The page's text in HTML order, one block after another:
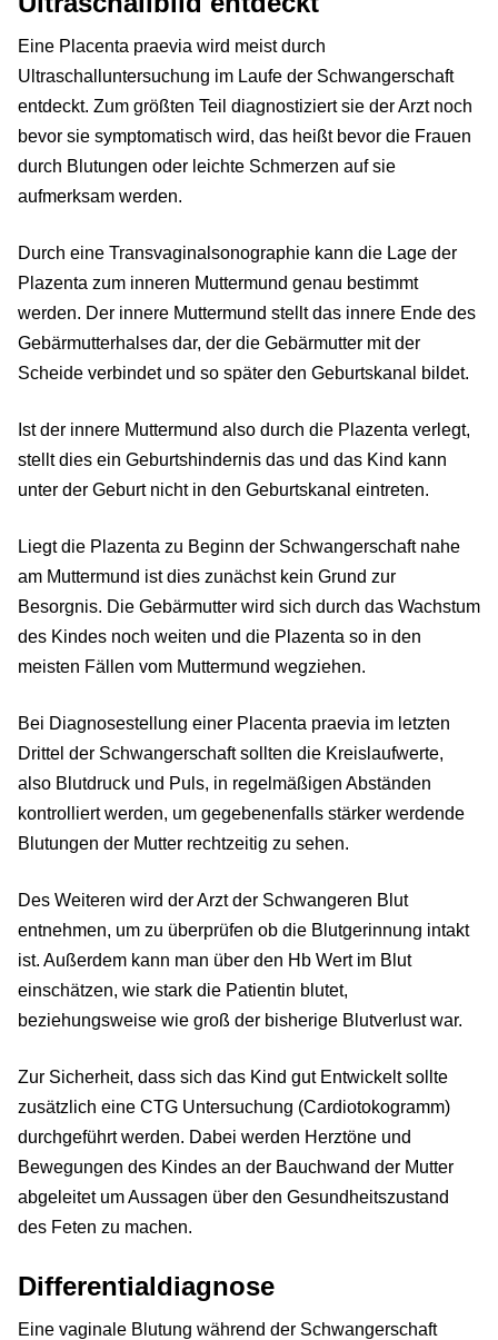
Eine Placenta praevia wird meist durch
Ultraschalluntersuchung im Laufe der Schwangerschaft
entdeckt. Zum größten Teil diagnostiziert sie der Arzt noch
bevor sie symptomatisch wird, das heißt bevor die Frauen
durch Blutungen oder leichte Schmerzen auf sie
aufmerksam werden.
Durch eine Transvaginalsonographie kann die Lage der
Plazenta zum inneren Muttermund genau bestimmt
werden. Der innere Muttermund stellt das innere Ende des
Gebärmutterhalses dar, der die Gebärmutter mit der
Scheide verbindet und so später den Geburtskanal bildet.
Ist der innere Muttermund also durch die Plazenta verlegt,
stellt dies ein Geburtshindernis das und das Kind kann
unter der Geburt nicht in den Geburtskanal eintreten.
Liegt die Plazenta zu Beginn der Schwangerschaft nahe
am Muttermund ist dies zunächst kein Grund zur
Besorgnis. Die Gebärmutter wird sich durch das Wachstum
des Kindes noch weiten und die Plazenta so in den
meisten Fällen vom Muttermund wegziehen.
Bei Diagnosestellung einer Placenta praevia im letzten
Drittel der Schwangerschaft sollten die Kreislaufwerte,
also Blutdruck und Puls, in regelmäßigen Abständen
kontrolliert werden, um gegebenenfalls stärker werdende
Blutungen der Mutter rechtzeitig zu sehen.
Des Weiteren wird der Arzt der Schwangeren Blut
entnehmen, um zu überprüfen ob die Blutgerinnung intakt
ist. Außerdem kann man über den Hb Wert im Blut
einschätzen, wie stark die Patientin blutet,
beziehungsweise wie groß der bisherige Blutverlust war.
Zur Sicherheit, dass sich das Kind gut Entwickelt sollte
zusätzlich eine CTG Untersuchung (Cardiotokogramm)
durchgeführt werden. Dabei werden Herztöne und
Bewegungen des Kindes an der Bauchwand der Mutter
abgeleitet um Aussagen über den Gesundheitszustand
des Feten zu machen.
Differentialdiagnose
Eine vaginale Blutung während der Schwangerschaft